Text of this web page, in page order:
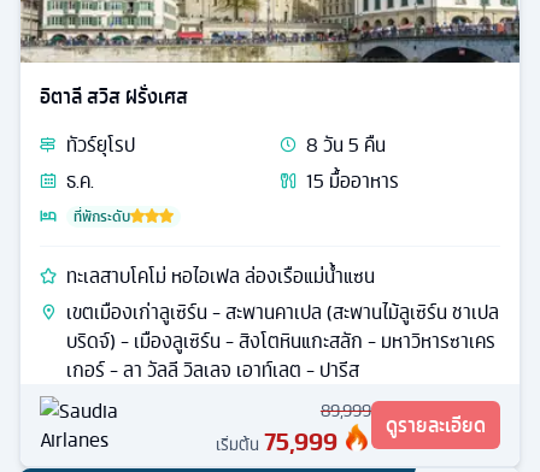
อิตาลี สวิส ฝรั่งเศส
ทัวร์ยุโรป 8วัน5 คืน
ธ.ค.
15 มื้ออาหาร
ที่พักระดับ
ทะเลสาบโคโม่ หอไอเฟล ล่องเรือแม่น้ำแซน
เขตเมืองเก่าลูเซิร์น - สะพานคาเปล (สะพานไม้ลูเซิร์น ชาเปล
บริดจ์) - เมืองลูเซิร์น - สิงโตหินแกะสลัก - มหาวิหารซาเคร
เกอร์ - ลา วัลลี วิลเลจ เอาท์เลต - ปารีส
89,999
เริ่มต้น 75,999 ดูรายละเอียด